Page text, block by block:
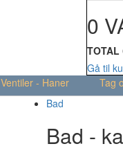
0
TOTAL
Gå til
Ventiler - Haner
Tag
Bad
Bad -